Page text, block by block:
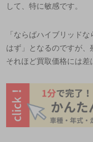
して、特に敏感です。
「ならばハイブリッド
はず」となるのですが、
それほど買取価格には差